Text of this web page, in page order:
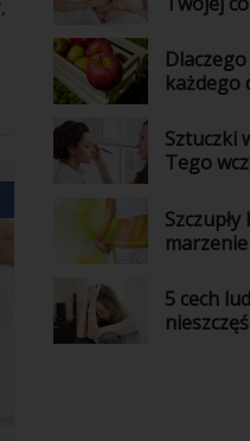
każdego
owocu
Sztuczki
Tego
5 cech